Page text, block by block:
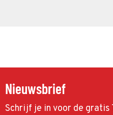
Nieuwsbrief
Schrijf je in voor de gratis